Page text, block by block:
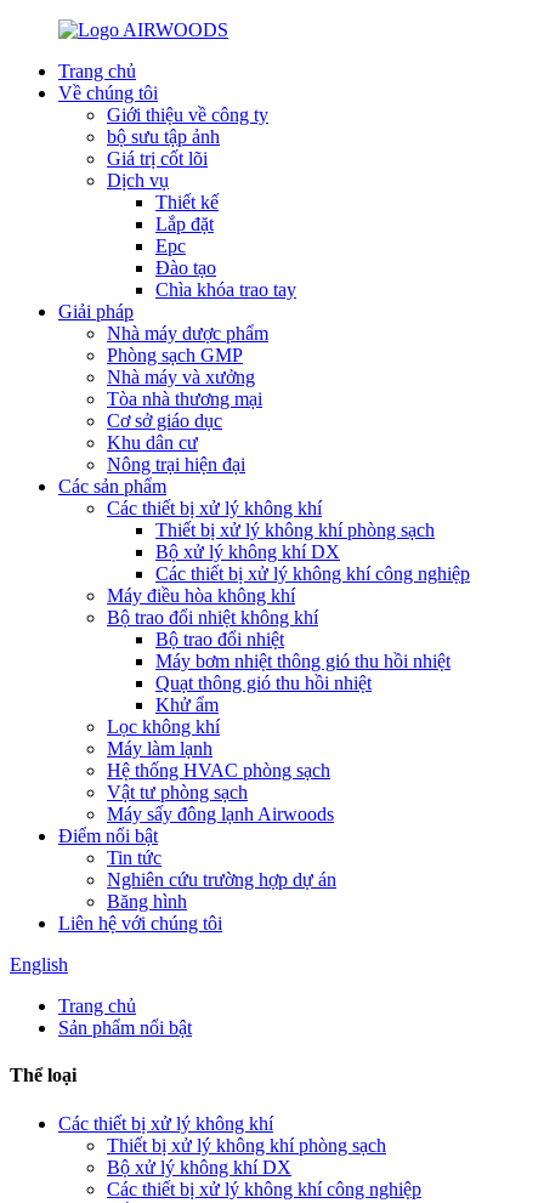
Trang chủ
Về chúng tôi
Giới thiệu về công ty
bộ sưu tập ảnh
Giá trị cốt lõi
Dịch vụ
Thiết kế
Lắp đặt
Epc
Đào tạo
Chìa khóa trao tay
Giải pháp
Nhà máy dược phẩm
Phòng sạch GMP
Nhà máy và xưởng
Tòa nhà thương mại
Cơ sở giáo dục
Khu dân cư
Nông trại hiện đại
Các sản phẩm
Các thiết bị xử lý không khí
Thiết bị xử lý không khí phòng sạch
Bộ xử lý không khí DX
Các thiết bị xử lý không khí công nghiệp
Máy điều hòa không khí
Bộ trao đổi nhiệt không khí
Bộ trao đổi nhiệt
Máy bơm nhiệt thông gió thu hồi nhiệt
Quạt thông gió thu hồi nhiệt
Khử ẩm
Lọc không khí
Máy làm lạnh
Hệ thống HVAC phòng sạch
Vật tư phòng sạch
Máy sấy đông lạnh Airwoods
Điểm nổi bật
Tin tức
Nghiên cứu trường hợp dự án
Băng hình
Liên hệ với chúng tôi
English
Trang chủ
Sản phẩm nổi bật
Thể loại
Các thiết bị xử lý không khí
Thiết bị xử lý không khí phòng sạch
Bộ xử lý không khí DX
Các thiết bị xử lý không khí công nghiệp